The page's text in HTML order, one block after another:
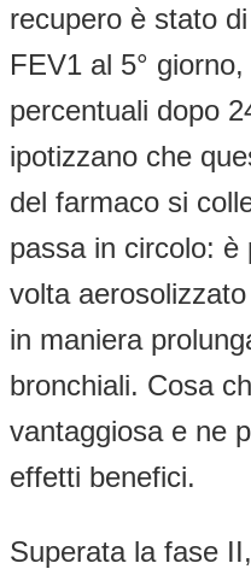
recupero è stato
FEV1 al 5°
percentuali dopo
ipotizzano che
del farmaco si
passa in circolo: è
volta
in maniera
bronchiali. Cosa
vantaggiosa e ne
effetti benefici.
Superata la fase